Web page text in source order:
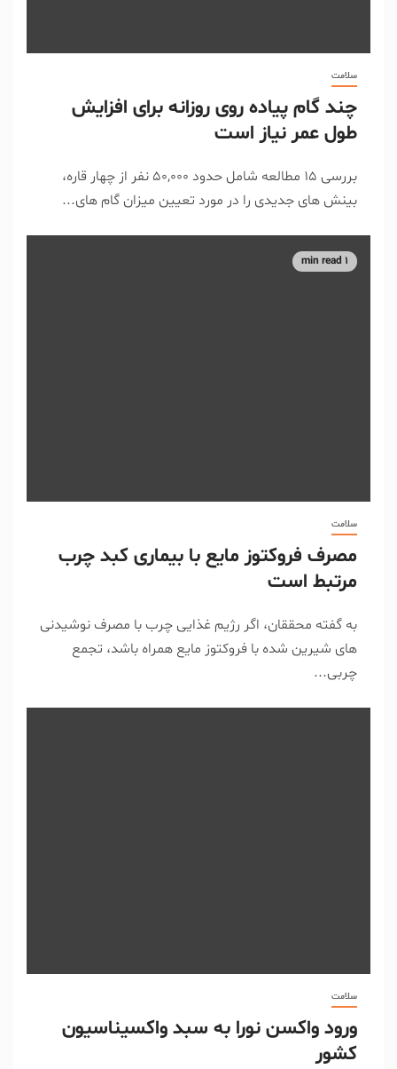
سلامت
چند گام پیاده روی روزانه برای افزایش
طول عمر نیاز است
بررسی ۱۵ مطالعه شامل حدود ۵۰,۰۰۰ نفر از چهار قاره،
بینش های جدیدی را در مورد تعیین میزان گام های...
1 min read
سلامت
مصرف فروکتوز مایع با بیماری کبد چرب
مرتبط است
به گفته محققان، اگر رژیم غذایی چرب با مصرف نوشیدنی
های شیرین شده با فروکتوز مایع همراه باشد، تجمع
چربی...
سلامت
ورود واکسن نورا به سبد واکسیناسیون
کشور